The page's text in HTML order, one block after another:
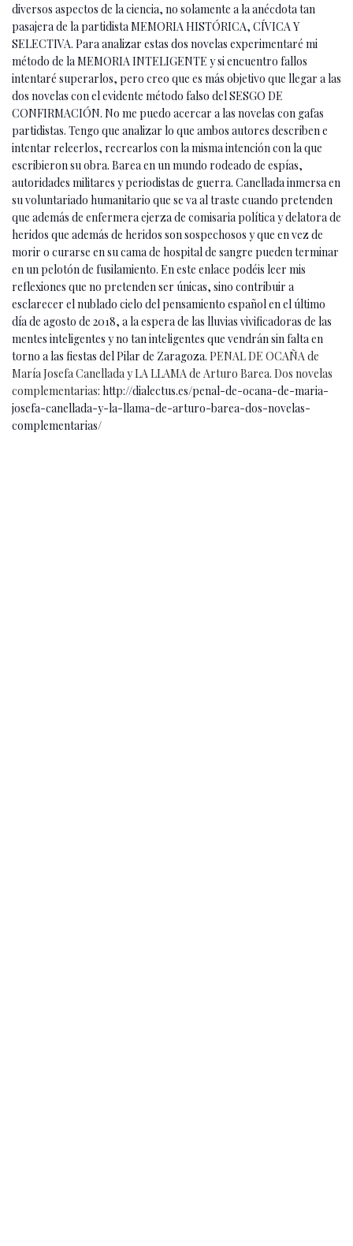
diversos aspectos de la ciencia, no solamente a la anécdota tan
pasajera de la partidista MEMORIA HISTÓRICA, CÍVICA Y
SELECTIVA. Para analizar estas dos novelas experimentaré mi
método de la MEMORIA INTELIGENTE y si encuentro fallos
intentaré superarlos, pero creo que es más objetivo que llegar a las
dos novelas con el evidente método falso del SESGO DE
CONFIRMACIÓN. No me puedo acercar a las novelas con gafas
partidistas. Tengo que analizar lo que ambos autores describen e
intentar releerlos, recrearlos con la misma intención con la que
escribieron su obra. Barea en un mundo rodeado de espías,
autoridades militares y periodistas de guerra. Canellada inmersa en
su voluntariado humanitario que se va al traste cuando pretenden
que además de enfermera ejerza de comisaria política y delatora de
heridos que además de heridos son sospechosos y que en vez de
morir o curarse en su cama de hospital de sangre pueden terminar
en un pelotón de fusilamiento. En este enlace podéis leer mis
reflexiones que no pretenden ser únicas, sino contribuir a
esclarecer el nublado cielo del pensamiento español en el último
día de agosto de 2018, a la espera de las lluvias vivificadoras de las
mentes inteligentes y no tan inteligentes que vendrán sin falta en
torno a las fiestas del Pilar de Zaragoza. PENAL DE OCAÑA de
María Josefa Canellada y LA LLAMA de Arturo Barea. Dos novelas
complementarias: http://dialectus.es/penal-de-ocana-de-maria-
josefa-canellada-y-la-llama-de-arturo-barea-dos-novelas-
complementarias/